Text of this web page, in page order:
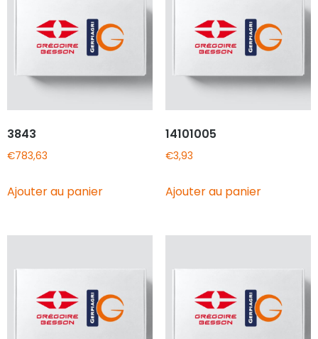
3843
€783,63
Ajouter au panier
14101005
€3,93
Ajouter au panier